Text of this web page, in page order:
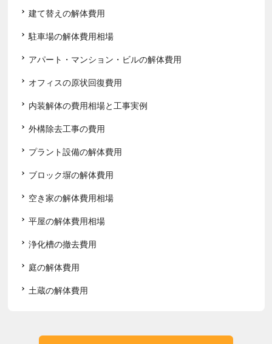
建て替えの解体費用
駐車場の解体費用相場
アパート・マンション・ビルの解体費用
オフィスの原状回復費用
内装解体の費用相場と工事実例
外構除去工事の費用
プラント設備の解体費用
ブロック塀の解体費用
空き家の解体費用相場
平屋の解体費用相場
浄化槽の撤去費用
庭の解体費用
土蔵の解体費用